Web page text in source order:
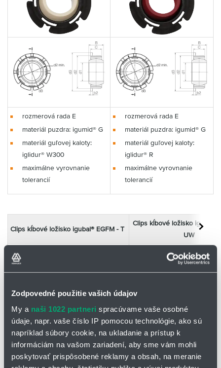
Zodpovedné použitie vašich údajov
My a naši 1022 partneri spracúvame vaše osobné
údaje, napr. vaše číslo IP pomocou technológie, ako sú
napríklad súbory cookie, na ukladanie a prístup k
informáciám na vašom zariadení, aby sme vám mohli
poskytovať prispôsobené reklamy a obsah, na meranie
rozmerová rada E
materiál puzdra: igumid® G
materiál guľovej kaloty:
iglidur® W300
maximálne vyrovnanie
tolerancií
rozmerová rada E
materiál puzdra: igumid® G
materiál guľovej kaloty:
iglidur® R
maximálne vyrovnanie
tolerancií
Clips kĺbové ložisko igubal® EGFM - T
Clips kĺbové ložisko igubal®
UW
iglidur® UW